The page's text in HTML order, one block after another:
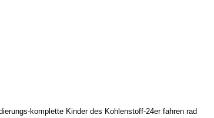
komplette Kinder des Kohlenstoff-24er fahren rad